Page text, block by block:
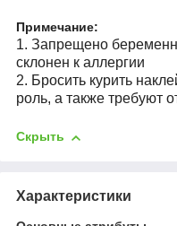
Примечание:
1. Запрещено
склонен к аллергии
2. Бросить курить
роль, а также требуют
Скрыть
Характеристики